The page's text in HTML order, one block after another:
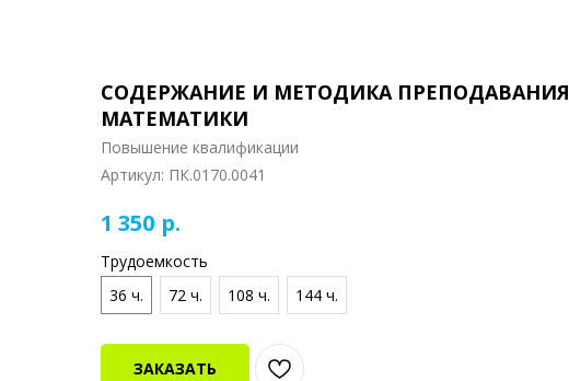
СОДЕРЖАНИЕ И МЕТОДИКА ПРЕПОДАВАНИЯ
МАТЕМАТИКИ
Повышение квалификации
Артикул: ПК.0170.0041
1 350 р.
Трудоемкость
36 ч.
72 ч. 108 ч. 144 ч.
ЗАКАЗАТЬ